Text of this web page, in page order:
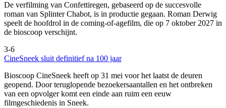
De verfilming van Confettiregen, gebaseerd op de succesvolle
roman van Splinter Chabot, is in productie gegaan. Roman Derwig
speelt de hoofdrol in de coming-of-agefilm, die op 7 oktober 2027 in
de bioscoop verschijnt.
3-6
CineSneek sluit definitief na 100 jaar
Bioscoop CineSneek heeft op 31 mei voor het laatst de deuren
geopend. Door teruglopende bezoekersaantallen en het ontbreken
van een opvolger komt een einde aan ruim een eeuw
filmgeschiedenis in Sneek.